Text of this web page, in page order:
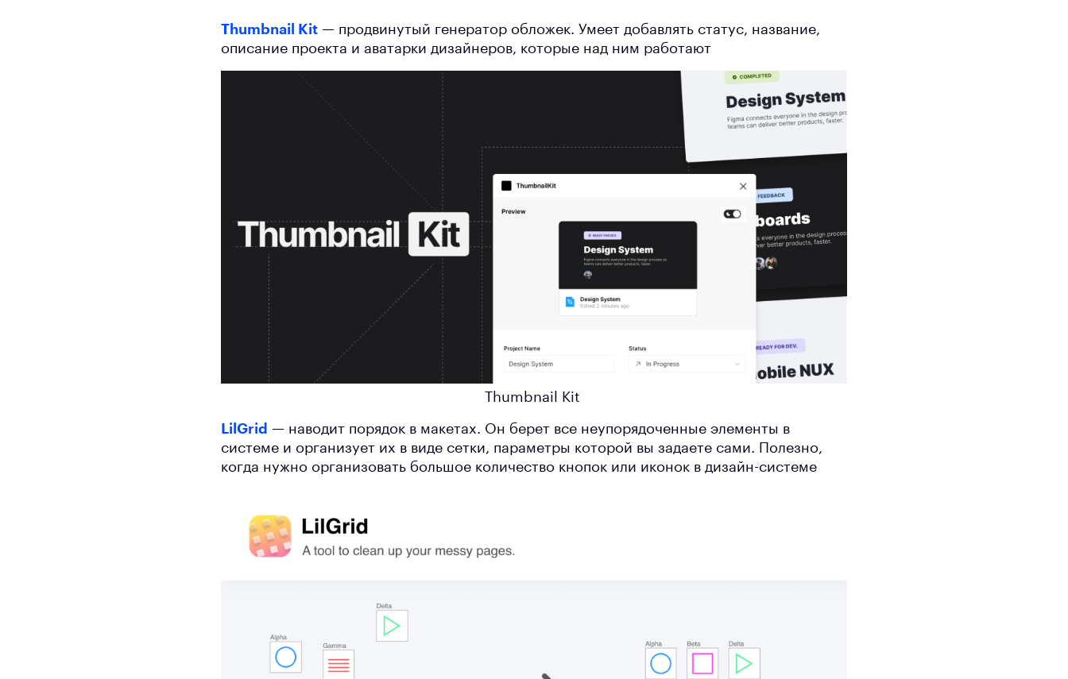
Thumbnail Kit — продвинутый генератор обложек. Умеет добавлять статус, название,
описание проекта и аватарки дизайнеров, которые над ним работают
Thumbnail Kit
LilGrid — наводит порядок в макетах. Он берет все неупорядоченные элементы в
системе и организует их в виде сетки, параметры которой вы задаете сами. Полезно,
когда нужно организовать большое количество кнопок или иконок в дизайн-системе